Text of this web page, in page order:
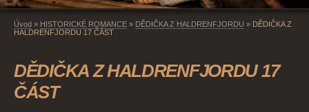
Úvod » HISTORICKÉ ROMANCE » DĚDIČKA Z HALDRENFJORDU » DĚDIČKA Z
HALDRENFJORDU 17 ČÁST
DĚDIČKA Z HALDRENFJORDU 17
ČÁST